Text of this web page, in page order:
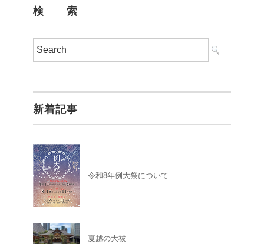
検 索
新着記事
令和8年例大祭について
夏越の大祓